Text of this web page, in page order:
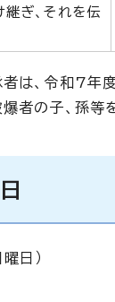
ぎ、それを伝
は、令和7年
者の子、孫等
日）